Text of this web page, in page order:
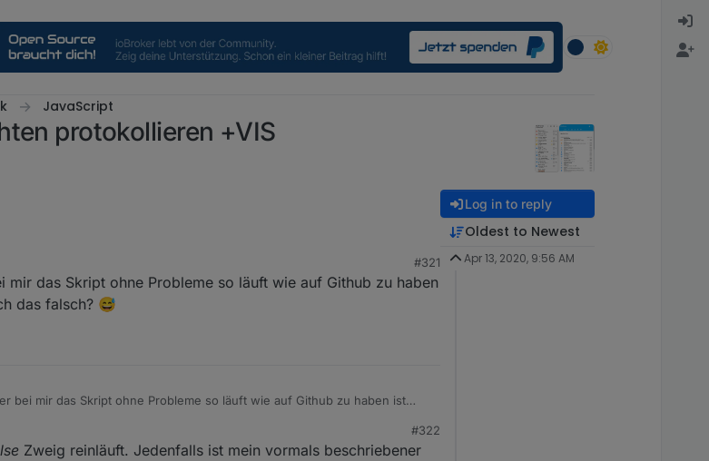
JavaScript
protokollieren +VIS
(ca Zeile 1120)
but adds statepath to state_ID and checks if state exists, when not, creates it
{
this.STATE_PATH + id, value, false, delay);
nicht, ob alles funktioniert.
#321
das Skript ohne Probleme so läuft wie auf Github zu haben
das falsch? 😅
bei mir das Skript ohne Probleme so läuft wie auf Github zu haben ist
#322
Zweig reinläuft. Jedenfalls ist mein vormals beschriebener
Log in to reply
Oldest to Newest
Apr 13, 2020, 9:56 AM